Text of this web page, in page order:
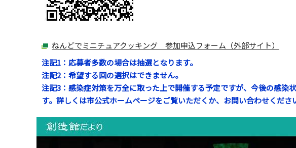
ねんどでミニチュアクッキング 参加申込フォーム（外部サイト）
注記1：応募者多数の場合は抽選となります。
注記2：希望する回の選択はできません。
注記3：感染症対策を万全に取った上で開催する予定ですが、今後の感染
す。詳しくは市公式ホームページをご覧いただくか、お問い合わせくださ